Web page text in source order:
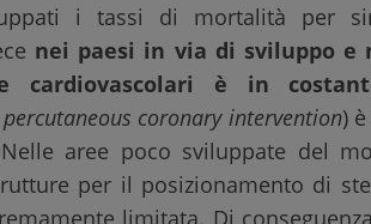
i tassi di mortalità per
nei paesi in via di sviluppo e
cardiovascolari è in
percutaneous coronary intervention)
aree poco sviluppate del
per il posizionamento di
limitata. Di